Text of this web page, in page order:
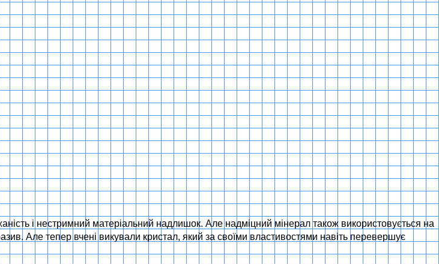
і нестримний матеріальний надлишок. Але надміцний мінерал також використовується на
Але тепер вчені викували кристал, який за своїми властивостями навіть перевершує